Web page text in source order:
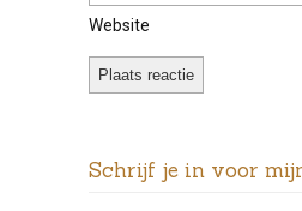
Website
Schrijf je in voor